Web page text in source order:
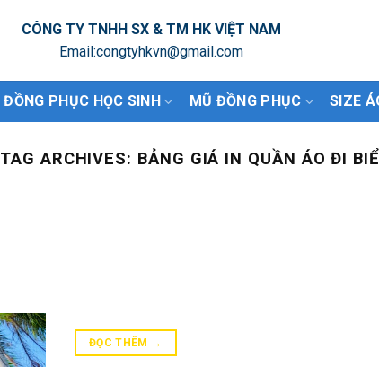
CÔNG TY TNHH SX & TM HK VIỆT NAM
Email:congtyhkvn@gmail.com
ĐỒNG PHỤC HỌC SINH MŨ ĐỒNG PHỤC SIZE
TAG ARCHIVES: BẢNG GIÁ IN QUẦN ÁO ĐI
ĐỌC THÊM →